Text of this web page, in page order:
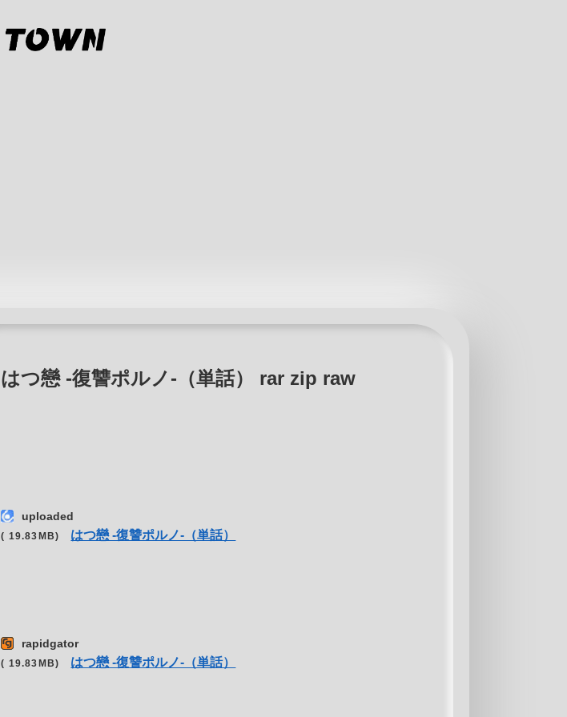
はつ戀 -復讐ポルノ-（単話） rar zip raw
uploaded
( 19.83MB) はつ戀 -復讐ポルノ-（単話）
rapidgator
( 19.83MB) はつ戀 -復讐ポルノ-（単話）